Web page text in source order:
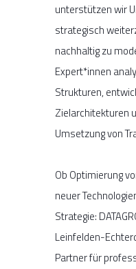
unterstützen wir
strategisch
nachhaltig zu
Expert*innen
Strukturen,
Zielarchitekturen
Umsetzung von
Ob Optimierung
neuer
Strategie:
Leinfelden-
Partner für